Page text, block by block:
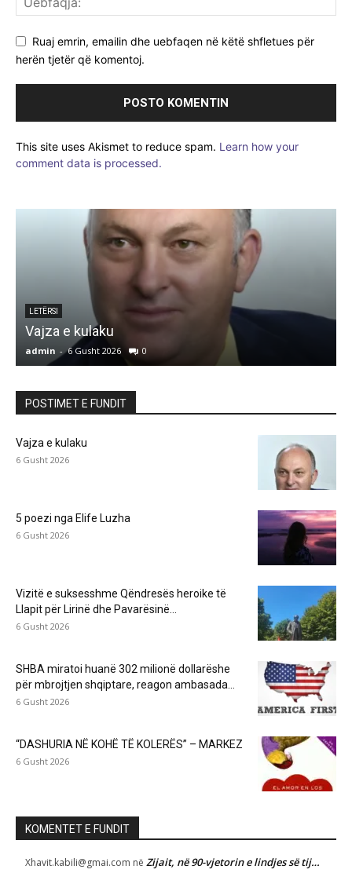
Ruaj emrin, emailin dhe uebfaqen në këtë shfletues për
herën tjetër që komentoj.
This site uses Akismet to reduce spam. Learn how your
comment data is processed.
LETËRSI
5 poezi nga Elife Luzha
admin - 6 Gusht 2026 0
POSTIMET E FUNDIT
Vajza e kulaku
6 Gusht 2026
5 poezi nga Elife Luzha
6 Gusht 2026
Vizitë e suksesshme Qëndresës heroike të
Llapit për Lirinë dhe Pavarësinë...
6 Gusht 2026
SHBA miratoi huanë 302 milionë dollarëshe
për mbrojtjen shqiptare, reagon ambasada...
6 Gusht 2026
“DASHURIA NË KOHË TË KOLERËS” – MARKEZ
6 Gusht 2026
KOMENTET E FUNDIT
Xhavit.kabili@gmai.com në Zijait, në 90-vjetorin e lindjes së tij…